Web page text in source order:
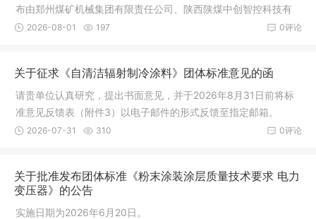
布由郑州煤矿机械集团有限责任公司、陕西陕煤中创智控科技有
限公司、广东华彩粉末科技有限公司、上海北新表面处理有限公
日。
0评论
2026-08-01 197
关于征求《自清洁辐射制冷涂料》团体标准意见的函
请贵单位认真研究，提出书面意见，并于2026年8月31日前将标
准意见反馈表（附件3）以电子邮件的形式反馈至指定邮箱。
0评论
2026-07-31 310
关于批准发布团体标准《粉末涂装涂层质量技术要求 电力
变压器》的公告
实施日期为2026年6月20日。